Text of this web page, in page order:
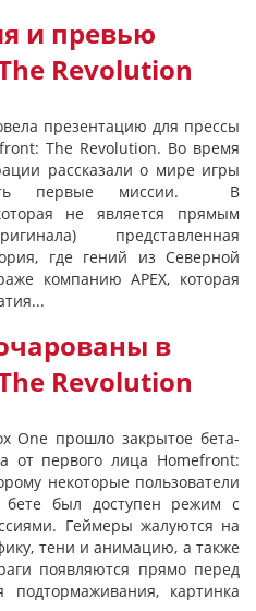
и превью
Revolution
презентацию для прессы
The Revolution. Во время
рассказали о мире игры
первые миссии. В
не является прямым
представленная
где гений из Северной
компанию APEX, которая
в
Revolution
One прошло закрытое бета-
от первого лица Homefront:
некоторые пользователи
бете был доступен режим с
Геймеры жалуются на
тени и анимацию, а также
появляются прямо перед
подтормаживания, картинка